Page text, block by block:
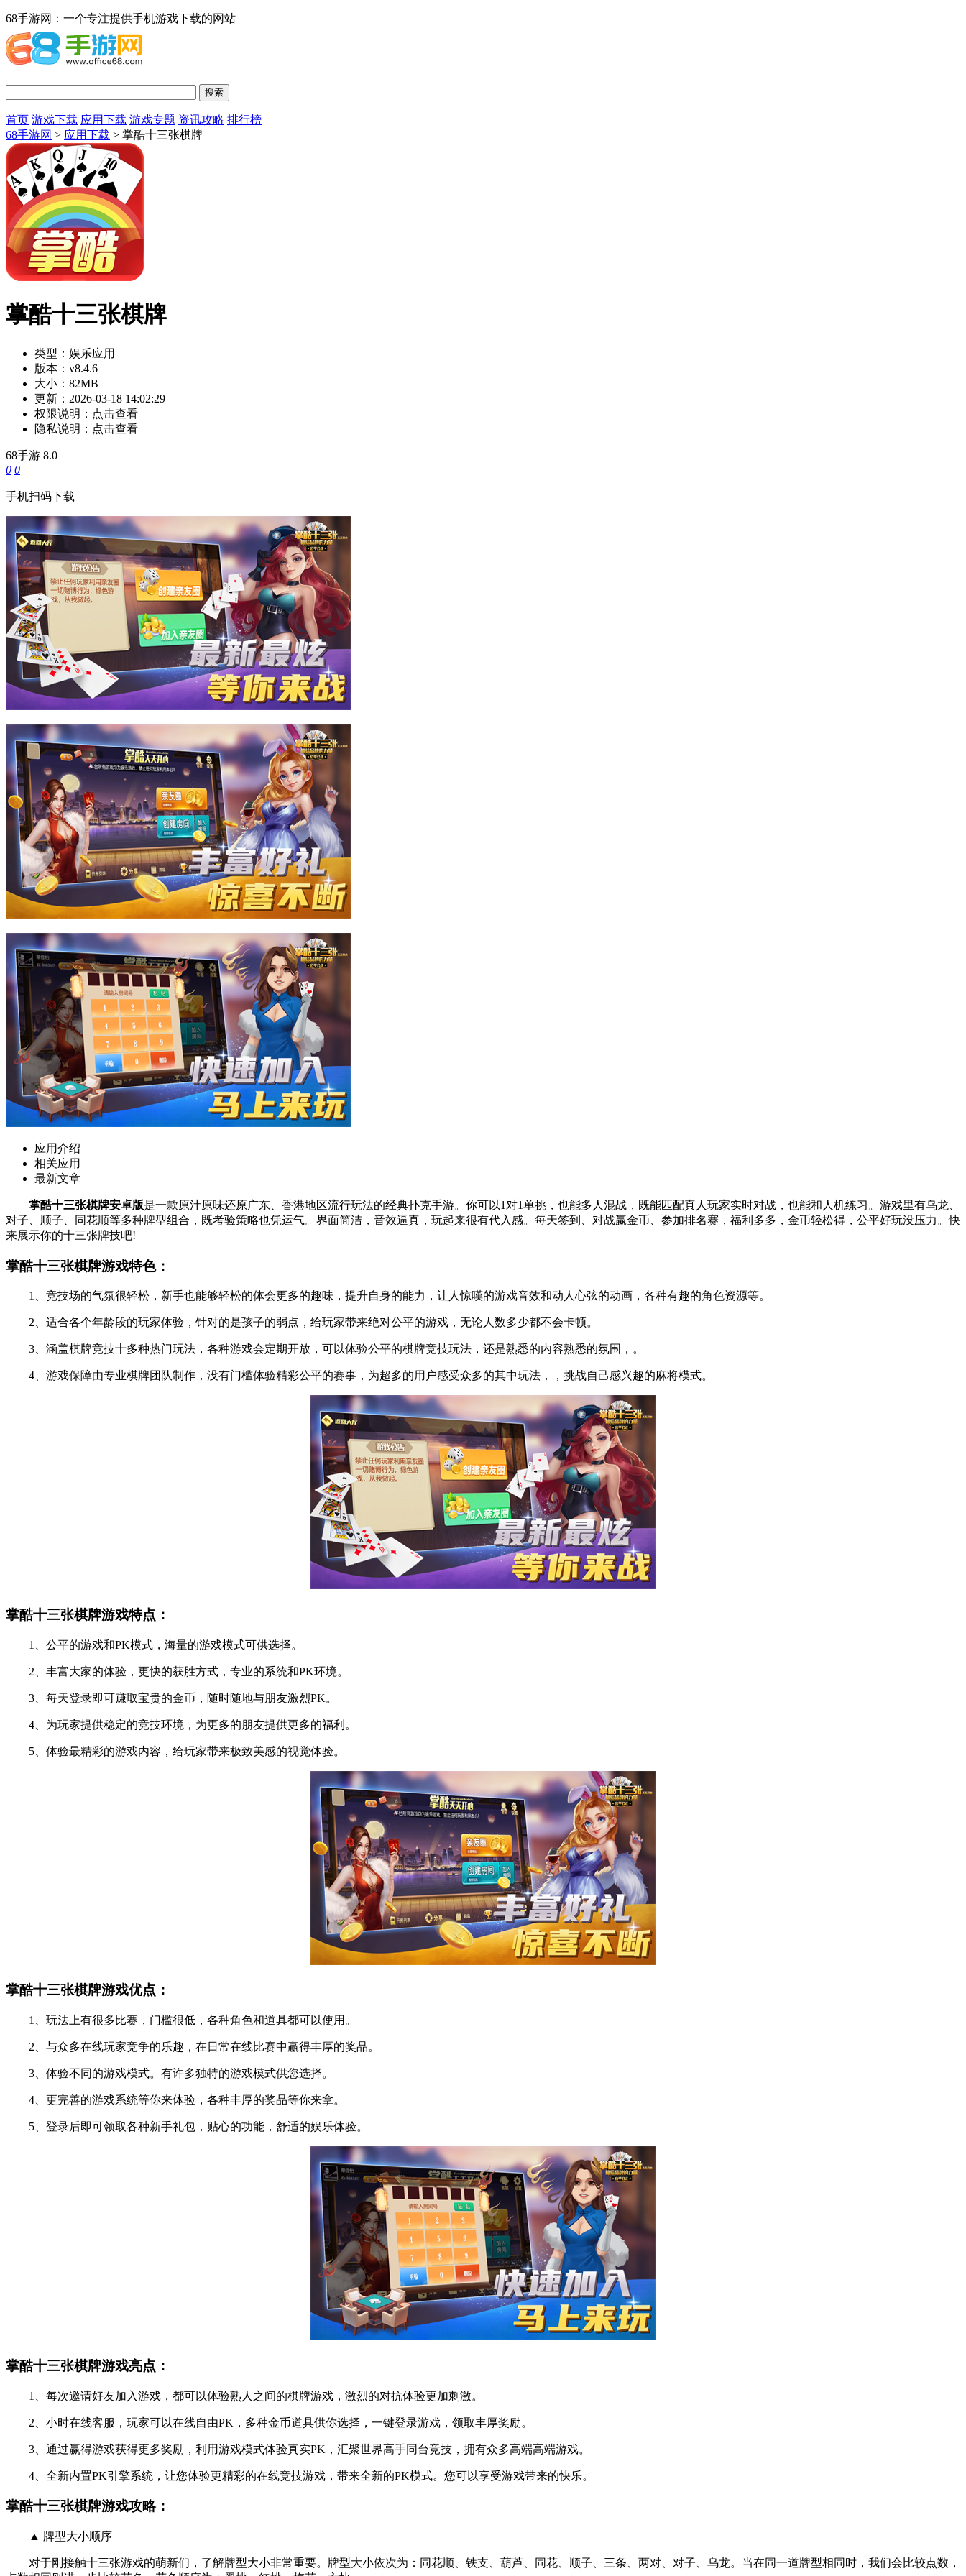
68手游网：一个专注提供手机游戏下载的网站
首页 游戏下载 应用下载 游戏专题 资讯攻略 排行榜
68手游网 > 应用下载 > 掌酷十三张棋牌
掌酷十三张棋牌
类型： 娱乐应用
版本： v8.4.6
大小： 82MB
更新： 2026-03-18 14:02:29
权限说明： 点击查看
隐私说明： 点击查看
68手游 8.0
0 0
手机扫码下载
应用介绍
相关应用
最新文章
掌酷十三张棋牌安卓版是一款原汁原味还原广东、香港地区流行玩法的经典扑克手游。你可以1对1单挑，也能多人混战，既能匹配真人玩家实时对战，也能和人机练习。游戏里有乌龙、
对子、顺子、同花顺等多种牌型组合，既考验策略也凭运气。界面简洁，音效逼真，玩起来很有代入感。每天签到、对战赢金币、参加排名赛，福利多多，金币轻松得，公平好玩没压力。快
来展示你的十三张牌技吧!
掌酷十三张棋牌游戏特色：
1、竞技场的气氛很轻松，新手也能够轻松的体会更多的趣味，提升自身的能力，让人惊嘆的游戏音效和动人心弦的动画，各种有趣的角色资源等。
2、适合各个年龄段的玩家体验，针对的是孩子的弱点，给玩家带来绝对公平的游戏，无论人数多少都不会卡顿。
3、涵盖棋牌竞技十多种热门玩法，各种游戏会定期开放，可以体验公平的棋牌竞技玩法，还是熟悉的内容熟悉的氛围，。
4、游戏保障由专业棋牌团队制作，没有门槛体验精彩公平的赛事，为超多的用户感受众多的其中玩法，，挑战自己感兴趣的麻将模式。
掌酷十三张棋牌游戏特点：
1、公平的游戏和PK模式，海量的游戏模式可供选择。
2、丰富大家的体验，更快的获胜方式，专业的系统和PK环境。
3、每天登录即可赚取宝贵的金币，随时随地与朋友激烈PK。
4、为玩家提供稳定的竞技环境，为更多的朋友提供更多的福利。
5、体验最精彩的游戏内容，给玩家带来极致美感的视觉体验。
掌酷十三张棋牌游戏优点：
1、玩法上有很多比赛，门槛很低，各种角色和道具都可以使用。
2、与众多在线玩家竞争的乐趣，在日常在线比赛中赢得丰厚的奖品。
3、体验不同的游戏模式。有许多独特的游戏模式供您选择。
4、更完善的游戏系统等你来体验，各种丰厚的奖品等你来拿。
5、登录后即可领取各种新手礼包，贴心的功能，舒适的娱乐体验。
掌酷十三张棋牌游戏亮点：
1、每次邀请好友加入游戏，都可以体验熟人之间的棋牌游戏，激烈的对抗体验更加刺激。
2、小时在线客服，玩家可以在线自由PK，多种金币道具供你选择，一键登录游戏，领取丰厚奖励。
3、通过赢得游戏获得更多奖励，利用游戏模式体验真实PK，汇聚世界高手同台竞技，拥有众多高端高端游戏。
4、全新内置PK引擎系统，让您体验更精彩的在线竞技游戏，带来全新的PK模式。您可以享受游戏带来的快乐。
掌酷十三张棋牌游戏攻略：
▲ 牌型大小顺序
对于刚接触十三张游戏的萌新们，了解牌型大小非常重要。牌型大小依次为：同花顺、铁支、葫芦、同花、顺子、三条、两对、对子、乌龙。当在同一道牌型相同时，我们会比较点数，